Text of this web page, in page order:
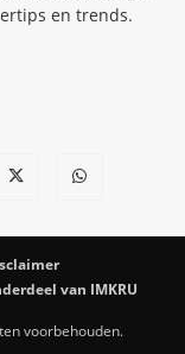
en trends.
van IMKRU
voorbehouden.